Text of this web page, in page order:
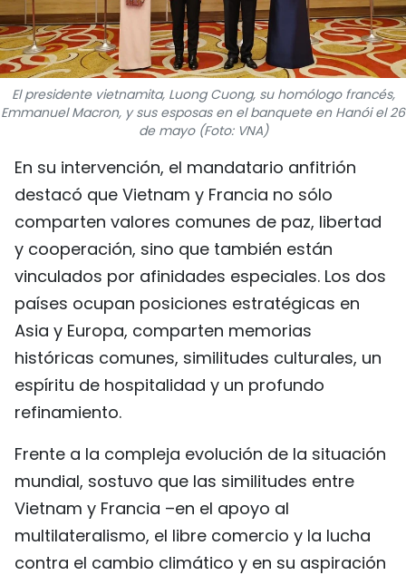
FOTOGRAFÍA
¿QUIÉNES SOMOS?
TIẾNG VIỆT
ENGLISH
FRANÇAIS
РУССКИЙ
El presidente vietnamita, Luong Cuong, su homólogo francés,
Emmanuel Macron, y sus esposas en el banquete en Hanói el 26
de mayo (Foto: VNA)
En su intervención, el mandatario anfitrión
destacó que Vietnam y Francia no sólo
comparten valores comunes de paz, libertad
y cooperación, sino que también están
vinculados por afinidades especiales. Los dos
países ocupan posiciones estratégicas en
Asia y Europa, comparten memorias
históricas comunes, similitudes culturales, un
espíritu de hospitalidad y un profundo
refinamiento.
Frente a la compleja evolución de la situación
mundial, sostuvo que las similitudes entre
Vietnam y Francia –en el apoyo al
multilateralismo, el libre comercio y la lucha
contra el cambio climático y en su aspiración